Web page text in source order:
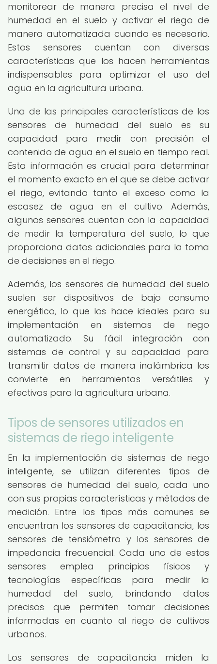
monitorear de manera precisa el nivel de
humedad en el suelo y activar el riego de
manera automatizada cuando es necesario.
Estos sensores cuentan con diversas
características que los hacen herramientas
indispensables para optimizar el uso del
agua en la agricultura urbana.
Una de las principales características de los
sensores de humedad del suelo es su
capacidad para medir con precisión el
contenido de agua en el suelo en tiempo real.
Esta información es crucial para determinar
el momento exacto en el que se debe activar
el riego, evitando tanto el exceso como la
escasez de agua en el cultivo. Además,
algunos sensores cuentan con la capacidad
de medir la temperatura del suelo, lo que
proporciona datos adicionales para la toma
de decisiones en el riego.
Además, los sensores de humedad del suelo
suelen ser dispositivos de bajo consumo
energético, lo que los hace ideales para su
implementación en sistemas de riego
automatizado. Su fácil integración con
sistemas de control y su capacidad para
transmitir datos de manera inalámbrica los
convierte en herramientas versátiles y
efectivas para la agricultura urbana.
Tipos de sensores utilizados en
sistemas de riego inteligente
En la implementación de sistemas de riego
inteligente, se utilizan diferentes tipos de
sensores de humedad del suelo, cada uno
con sus propias características y métodos de
medición. Entre los tipos más comunes se
encuentran los sensores de capacitancia, los
sensores de tensiómetro y los sensores de
impedancia frecuencial. Cada uno de estos
sensores emplea principios físicos y
tecnologías específicas para medir la
humedad del suelo, brindando datos
precisos que permiten tomar decisiones
informadas en cuanto al riego de cultivos
urbanos.
Los sensores de capacitancia miden la